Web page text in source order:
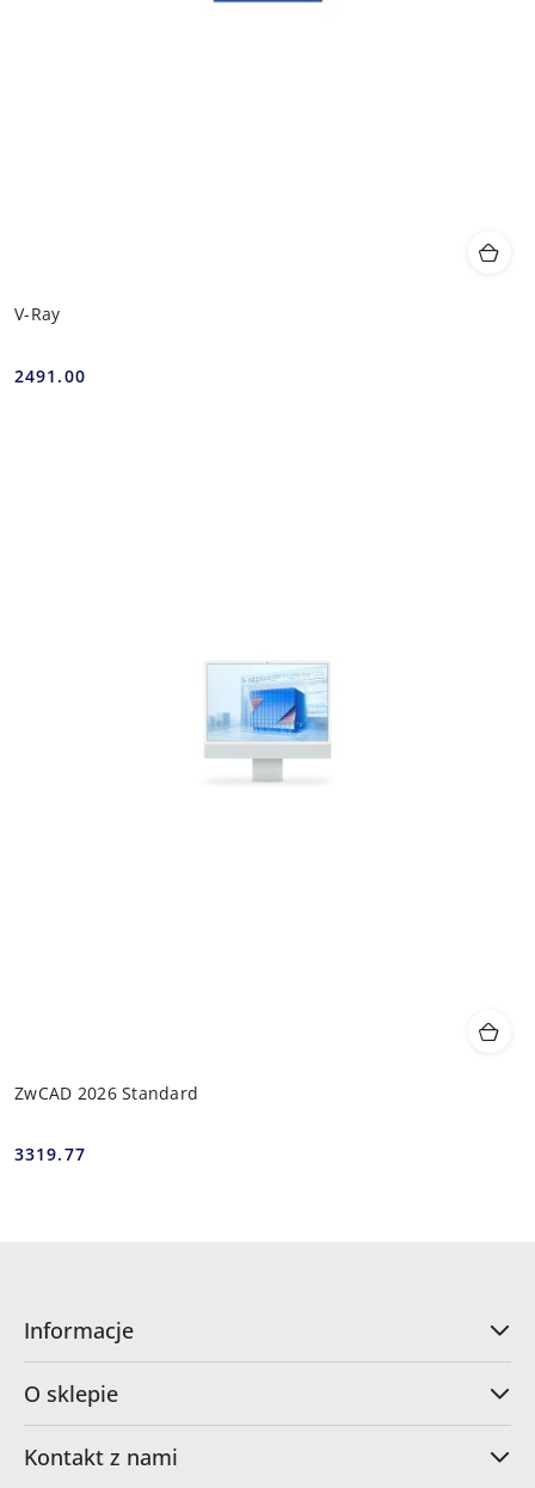
V-Ray
Cena:
2491.00
ZwCAD 2026 Standard
Cena:
3319.77
Informacje
O sklepie
Kontakt z nami